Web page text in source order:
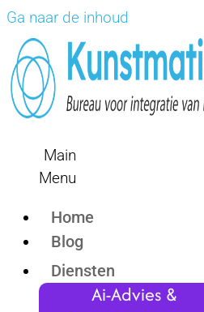
Ga naar de inhoud
Main
Menu
Home
Blog
Diensten
Ai-Advies &